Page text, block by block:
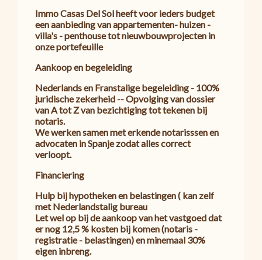
Immo Casas Del Sol heeft voor ieders budget
een aanbieding van appartementen- huizen -
villa's - penthouse tot nieuwbouwprojecten in
onze portefeuille
Aankoop en begeleiding
Nederlands en Franstalige begeleiding - 100%
juridische zekerheid -- Opvolging van dossier
van A tot Z van bezichtiging tot tekenen bij
notaris.
We werken samen met erkende notarisssen en
advocaten in Spanje zodat alles correct
verloopt.
Financiering
Hulp bij hypotheken en belastingen ( kan zelf
met Nederlandstalig bureau
Let wel op bij de aankoop van het vastgoed dat
er nog 12,5 % kosten bij komen (notaris -
registratie - belastingen) en minemaal 30%
eigen inbreng.